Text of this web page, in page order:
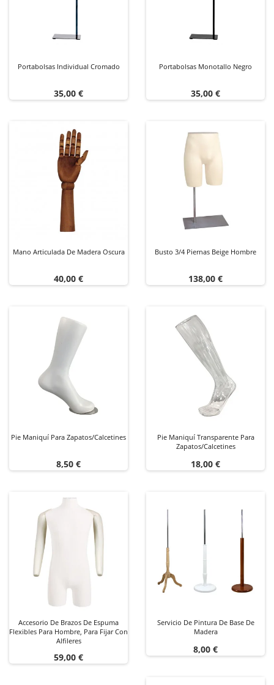
Portabolsas Individual Cromado
Precio
35,00 €
Portabolsas Monotallo Negro
Precio
35,00 €
Mano Articulada De Madera Oscura
Precio
40,00 €
Busto 3/4 Piernas Beige Hombre
Precio
138,00 €
Pie Maniquí Para Zapatos/calcetines
Precio
8,50 €
Pie Maniquí Transparente Para
Zapatos/calcetines
Precio
18,00 €
Accesorio De Brazos De Espuma
Flexibles Para Hombre, Para Fijar Con
Alfileres
Precio
59,00 €
Servicio De Pintura De Base De
Madera
Precio
8,00 €